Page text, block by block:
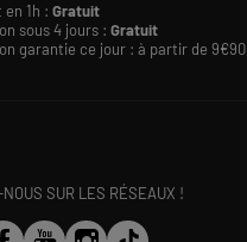
1h : Gratuit
sous 4 jours : Gratuit
garantie ce jour : à partir de 9€90
SUR LES RÉSEAUX !